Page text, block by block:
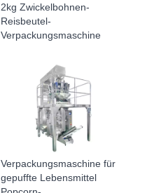
2kg Zwickelbohnen-
Reisbeutel-
Verpackungsmaschine
Verpackungsmaschine für
gepuffte Lebensmittel